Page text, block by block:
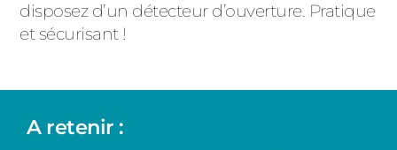
disposez d’un détecteur d’ouverture. Pratique
et sécurisant !
A retenir :